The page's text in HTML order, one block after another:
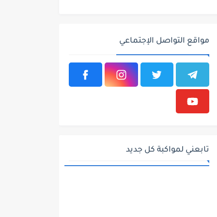
مواقع التواصل الإجتماعي
تابعني لمواكبة كل جديد